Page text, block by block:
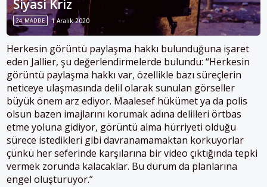
Siyasi Kriz
24. MADDE 1 Aralık 2020
Herkesin görüntü paylaşma hakkı bulunduğuna işaret
eden Jallier, şu değerlendirmelerde bulundu: “Herkesin
görüntü paylaşma hakkı var, özellikle bazı süreçlerin
neticeye ulaşmasında delil olarak sunulan görseller
büyük önem arz ediyor. Maalesef hükümet ya da polis
olsun bazen imajlarını korumak adına delilleri örtbas
etme yoluna gidiyor, görüntü alma hürriyeti olduğu
sürece istedikleri gibi davranamamaktan korkuyorlar
çünkü her seferinde karşılarına bir video çıktığında tepki
vermek zorunda kalacaklar. Bu durum da planlarına
engel oluşturuyor.”